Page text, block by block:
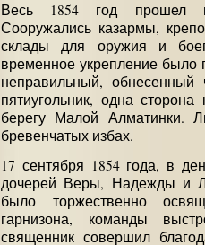
Весь 1854 год прошел в
Сооружались казармы,
склады для оружия и
временное укрепление было
неправильный,
пятиугольник, одна сторона
берегу Малой Алматинки.
бревенчатых избах.
17 сентября 1854 года, в
дочерей Веры, Надежды и
было торжественно
гарнизона, команды
священник совершил